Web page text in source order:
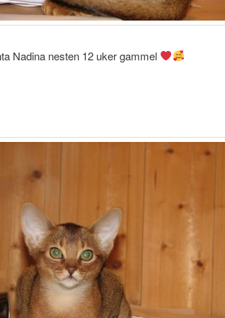
Nadina nesten 12 uker gammel